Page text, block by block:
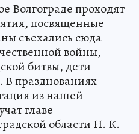
Волгограде проходят
посвященные
съехались сюда
войны,
битвы, дети
В празднованиях
из нашей
главе
области Н. К.